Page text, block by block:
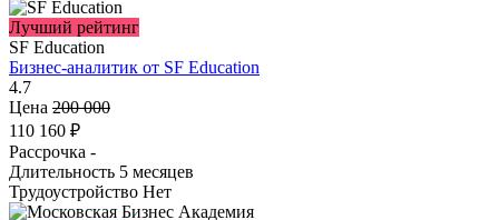
Лучший рейтинг
SF Education
Бизнес-аналитик от SF Education
4.7
Цена 200 000
110 160 ₽
Рассрочка -
Длительность 5 месяцев
Трудоустройство Нет